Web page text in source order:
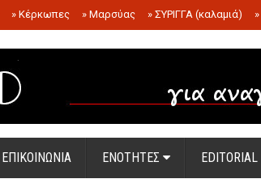
» Κέρκωπες » Μαρσύας » ΣΥΡΙΓΓΑ (καλαμιά) »
.
ΕΠΙΚΟΙΝΩΝΙΑ ΕΝΟΤΗΤΕΣ EDITORIAL